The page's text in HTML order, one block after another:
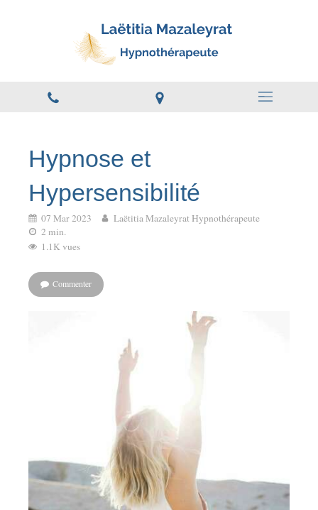
Hypnose et
Hypersensibilité
07 Mar 2023
Laëtitia Mazaleyrat Hypnothérapeute
2 min.
1.1K vues
Commenter